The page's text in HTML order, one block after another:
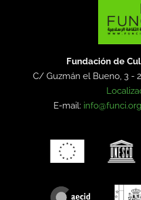
Fundación de
C/ Guzmán el Bueno, 3 -
E-mail: info@funci.org